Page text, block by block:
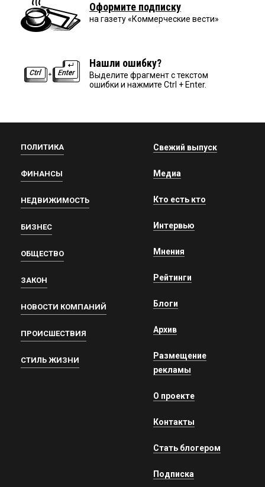
Оформите подписку
на газету «Коммерческие вести»
Нашли ошибку?
Выделите фрагмент с текстом
ошибки и нажмите Ctrl + Enter.
ПОЛИТИКА
ФИНАНСЫ
НЕДВИЖИМОСТЬ
БИЗНЕС
ОБЩЕСТВО
ЗАКОН
НОВОСТИ КОМПАНИЙ
ПРОИСШЕСТВИЯ
СТИЛЬ ЖИЗНИ
Свежий выпуск
Медиа
Кто есть кто
Интервью
Мнения
Рейтинги
Блоги
Архив
Размещение
рекламы
О проекте
Контакты
Стать блогером
Подписка